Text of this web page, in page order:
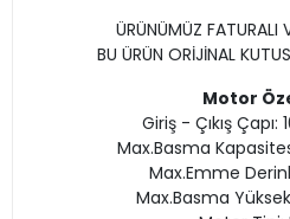
ÜRÜNÜMÜZ FATURALI
BU ÜRÜN ORİJİNAL
Motor
Giriş - Çıkış
Max.Basma
Max.Emme
Max.Basma